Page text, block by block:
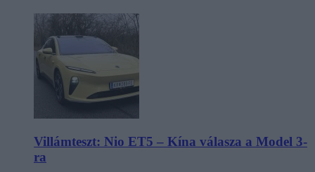
Villámteszt: Nio ET5 – Kína válasza a Model 3-
ra